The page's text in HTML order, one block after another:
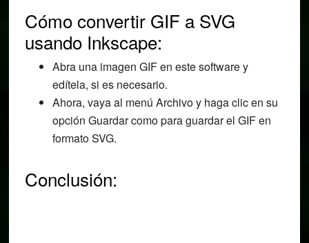
Cómo convertir GIF a SVG
usando Inkscape:
Abra una imagen GIF en este software y
edítela, si es necesario.
Ahora, vaya al menú Archivo y haga clic en su
opción Guardar como para guardar el GIF en
formato SVG.
Conclusión: